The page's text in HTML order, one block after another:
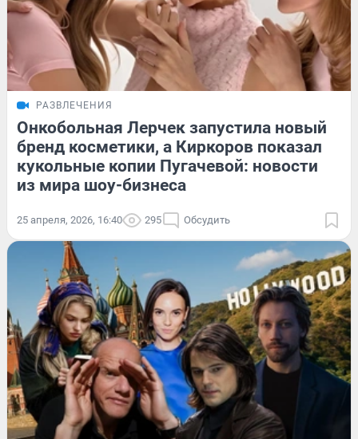
РАЗВЛЕЧЕНИЯ
Онкобольная Лерчек запустила новый
бренд косметики, а Киркоров показал
кукольные копии Пугачевой: новости
из мира шоу-бизнеса
25 апреля, 2026, 16:40 295 Обсудить